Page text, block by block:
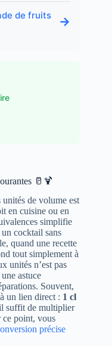
de fruits
→
🥛🍹
de volume est
en cuisine ou en
simplifie
cocktail sans
quand une recette
tout simplement à
unités n’est pas
astuce
Souvent,
un lien direct : 1 cl
suffit de multiplier
ce point, vous
précise